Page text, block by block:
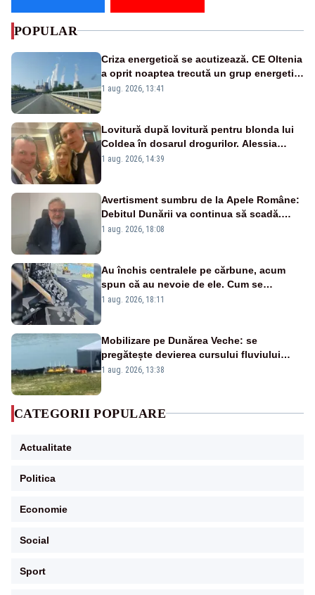
POPULAR
Criza energetică se acutizează. CE Oltenia
a oprit noaptea trecută un grup energetic
de la Rovinari
1 aug. 2026, 13:41
Lovitură după lovitură pentru blonda lui
Coldea în dosarul drogurilor. Alessia
Păcuraru explică decizia magistraților
1 aug. 2026, 14:39
Avertisment sumbru de la Apele Române:
Debitul Dunării va continua să scadă.
Cernavodă s-ar putea închide în 4 zile
1 aug. 2026, 18:08
Au închis centralele pe cărbune, acum
spun că au nevoie de ele. Cum se
pasează vina în plină criză energetică
1 aug. 2026, 18:11
Mobilizare pe Dunărea Veche: se
pregătește devierea cursului fluviului
către Cernavodă – VIDEO
1 aug. 2026, 13:38
CATEGORII POPULARE
Actualitate
Politica
Economie
Social
Sport